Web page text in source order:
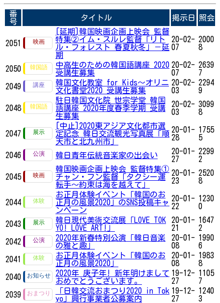
番
号
タイトル 掲示日 照会
2051
[延期]韓国映画企画上映会 監督
特集②イム・スルレ監督「リト
ル・フォレスト 春夏秋冬」－延
期
20-02-
07
2000
8
2050
中高生のための韓国語講座 2020
受講生募集
20-02-
07
2639
7
2049
韓国文化教室 for Kids～オリニ
文化書堂2020 受講生募集
20-02-
03
2294
9
2048
駐日韓国文化院 世宗学堂 韓国
語講座 2020年度春季学期 受講
生募集
20-02-
03
3099
8
2047
[中止]2020東アジア文化都市選
定記念 韓日交流観光写真展「順
天市と北九州市」
20-01-
28
1755
5
2046 韓日青年伝統音楽家の出会い
20-01-
27
2299
2
2045
韓国映画企画上映会 監督特集①
チャン・フン監督「タクシー運
転手～約束は海を越えて」
20-01-
23
2520
8
2044
お正月体験イベント「韓国のお
正月の風景2020」のSNS投稿キャ
ンペーン
20-01-
22
1230
0
2043
韓日現代美術交流展「LOVE TOK
YO! LOVE ART!」
20-01-
21
1647
2
2042
2020年新春特別公演「韓日音楽
の雅と趣」
20-01-
08
1990
6
2041
お正月体験イベント「韓国のお
正月の風景2020」
20-01-
08
1983
8
2040
2020年 庚子年! 新年明けまして
おめでとうございます。
19-12-
27
1105
7
2039
「日韓交流おまつり2020 in Tok
yo」興行事業者公募案内
19-12-
27
1240
3